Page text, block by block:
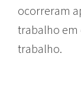
ocorreram
trabalho em
trabalho.